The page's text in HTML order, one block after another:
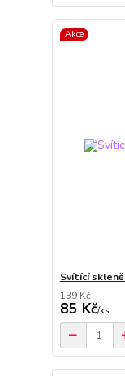
Akce
Svítící
139 Kč
85 Kč/ks